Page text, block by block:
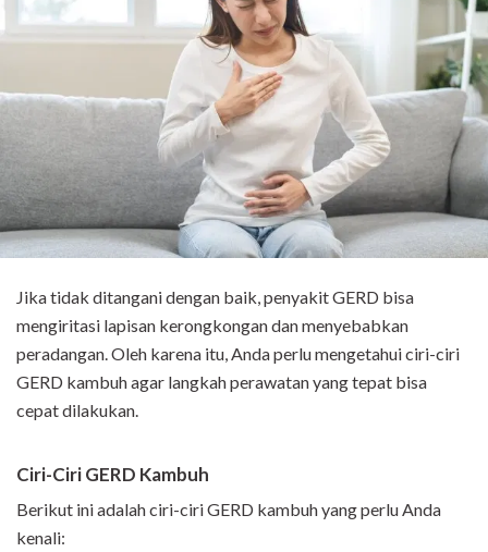
Jika tidak ditangani dengan baik, penyakit GERD bisa
mengiritasi lapisan kerongkongan dan menyebabkan
peradangan. Oleh karena itu, Anda perlu mengetahui ciri-ciri
GERD kambuh agar langkah perawatan yang tepat bisa
cepat dilakukan.
Ciri-Ciri GERD Kambuh
Berikut ini adalah ciri-ciri GERD kambuh yang perlu Anda
kenali: